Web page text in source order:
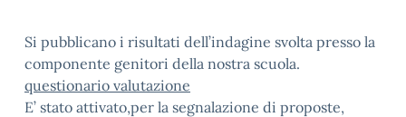
Si pubblicano i risultati dell’indagine svolta presso la
componente genitori della nostra scuola.
questionario valutazione
E’ stato attivato,per la segnalazione di proposte,